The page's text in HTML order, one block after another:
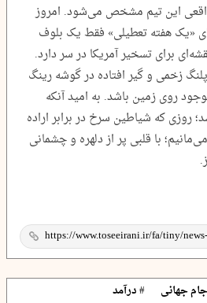
این تیم مشخص می‌شود. امروز
«یک هفته تعطیلی» فقط یک بلوف
برای تسخیر آمریکا در سر دارد.
زخمی و گیر افتاده در گوشه رینگ
روی زمین باشد. به امید آنکه
روزی که شیاطین سرخ در برابر اراده
با قلبی پر از دلهره و چشمانی
جهانی
# درآمد